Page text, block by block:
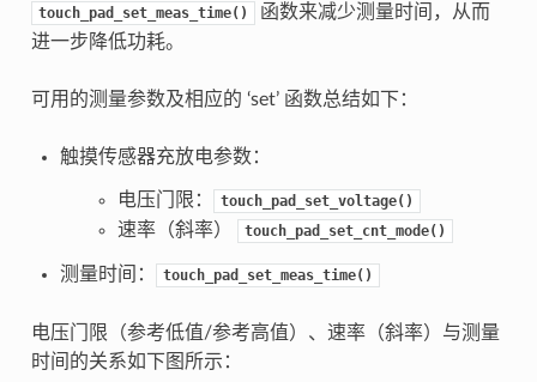
touch_pad_set_meas_time()
函数来减少测量时间，从而
进一步降低功耗。
可用的测量参数及相应的 ‘set’ 函数总结如下：
触摸传感器充放电参数：
电压门限： touch_pad_set_voltage()
速率（斜率） touch_pad_set_cnt_mode()
测量时间： touch_pad_set_meas_time()
电压门限（参考低值/参考高值）、速率（斜率）与测量
时间的关系如下图所示：